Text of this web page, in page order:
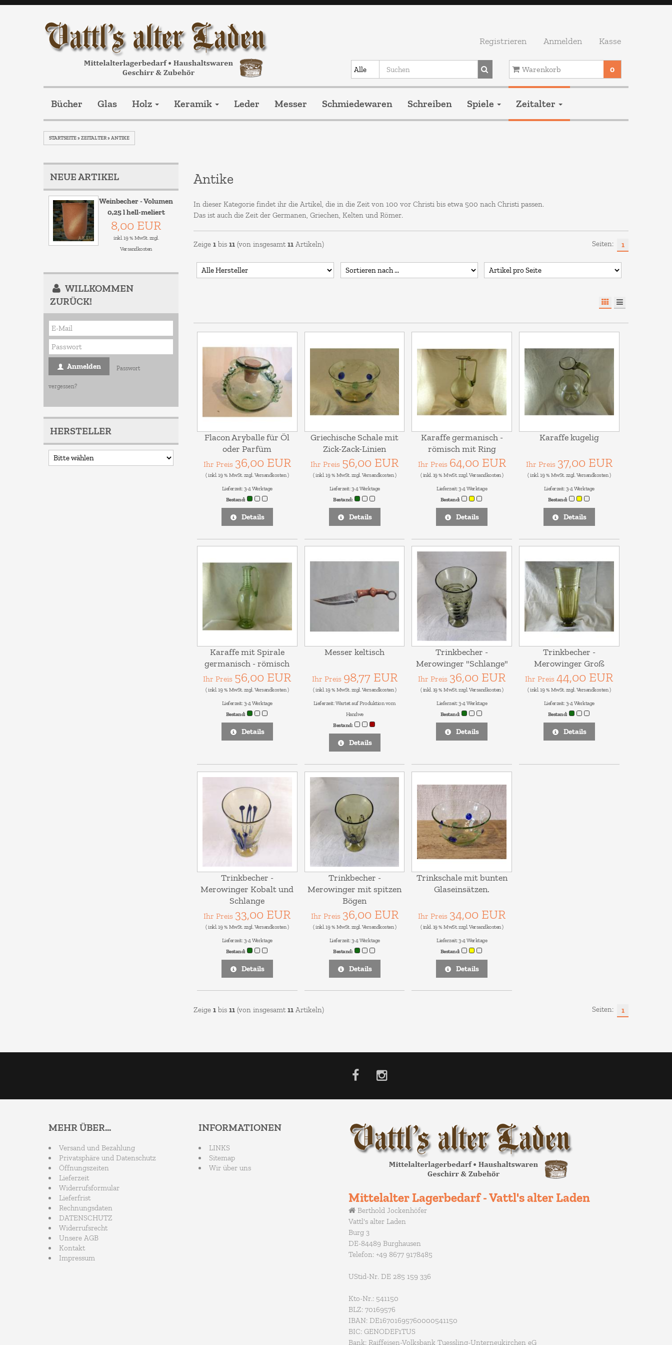
Registrieren Anmelden Kasse
Warenkorb 0
Ihr Warenkorb ist leer.
Bücher Glas Holz Keramik Leder Messer Schmiedewaren Schreiben Spiele Zeitalter
STARTSEITE»ZEITALTER»ANTIKE
Antike
In dieser Kategorie findet ihr die Artikel, die in die Zeit von 100 vor Christi bis etwa 500 nach Christi passen.
Das ist auch die Zeit der Germanen, Griechen, Kelten und Römer.
Zeige1 bis11 (von insgesamt11 Artikeln) Seiten: 1
Flacon Aryballe für Öl
oder Parfüm
Ihr Preis 36,00 EUR
( inkl. 19 % MwSt. zzgl.Versandkosten)
Lieferzeit:3-4 Werktage
Bestand:
Details
Griechische Schale mit
Zick-Zack-Linien
Ihr Preis 56,00 EUR
( inkl. 19 % MwSt. zzgl.Versandkosten)
Lieferzeit:3-4 Werktage
Bestand:
Details
Karaffe germanisch -
römisch mit Ring
Ihr Preis 64,00 EUR
( inkl. 19 % MwSt. zzgl.Versandkosten)
Lieferzeit:3-4 Werktage
Bestand:
Details
Karaffe kugelig
Ihr Preis 37,00 EUR
( inkl. 19 % MwSt. zzgl.Versandkosten)
Lieferzeit:3-4 Werktage
Bestand:
Details
Karaffe mit Spirale
germanisch - römisch
Ihr Preis 56,00 EUR
( inkl. 19 % MwSt. zzgl.Versandkosten)
Lieferzeit:3-4 Werktage
Bestand:
Details
Messer keltisch
Ihr Preis 98,77 EUR
( inkl. 19 % MwSt. zzgl.Versandkosten)
Lieferzeit:Wartet auf Produktion vom
Handwe
Bestand:
Details
Trinkbecher -
Merowinger "Schlange"
Ihr Preis 36,00 EUR
( inkl. 19 % MwSt. zzgl.Versandkosten)
Lieferzeit:3-4 Werktage
Bestand:
Details
Trinkbecher -
Merowinger Groß
Ihr Preis44,00 EUR
( inkl. 19 % MwSt. zzgl.Versandkosten)
Lieferzeit:3-4 Werktage
Bestand:
Details
Trinkbecher -
Merowinger Kobalt und
Schlange
Ihr Preis 33,00 EUR
( inkl. 19 % MwSt. zzgl.Versandkosten)
Lieferzeit:3-4 Werktage
Bestand:
Details
Trinkbecher -
Merowinger mit spitzen
Bögen
Ihr Preis 36,00 EUR
( inkl. 19 % MwSt. zzgl.Versandkosten)
Lieferzeit:3-4 Werktage
Bestand:
Details
Trinkschale mit bunten
Glaseinsätzen.
Ihr Preis 34,00 EUR
( inkl. 19 % MwSt. zzgl.Versandkosten)
Lieferzeit:3-4 Werktage
Bestand:
Details
Zeige1 bis11 (von insgesamt11 Artikeln) Seiten: 1
NEUE ARTIKEL
Weinbecher - Volumen
0,25 l hell-meliert
8,00 EUR
inkl. 19 % MwSt. zzgl.
Versandkosten
WILLKOMMEN
ZURÜCK!
Anmelden Passwort
vergessen?
HERSTELLER
MEHR ÜBER...
Versand und Bezahlung
Privatsphäre und Datenschutz
Öffnungszeiten
Lieferzeit
Widerrufsformular
Lieferfrist
Rechnungsdaten
DATENSCHUTZ
Widerrufsrecht
Unsere AGB
Kontakt
Impressum
INFORMATIONEN
LINKS
Sitemap
Wir über uns
Mittelalter Lagerbedarf - Vattl's alter Laden
Berthold Jockenhöfer
Vattl's alter Laden
Burg 3
DE-84489 Burghausen
Telefon: +49 8677 9178485
UStid-Nr. DE 285 159 336
Kto-Nr.: 541150
BLZ: 70169576
IBAN: DE16701695760000541150
BIC: GENODEF1TUS
Bank: Raiffeisen-Volksbank Tuessling-Unterneukirchen eG